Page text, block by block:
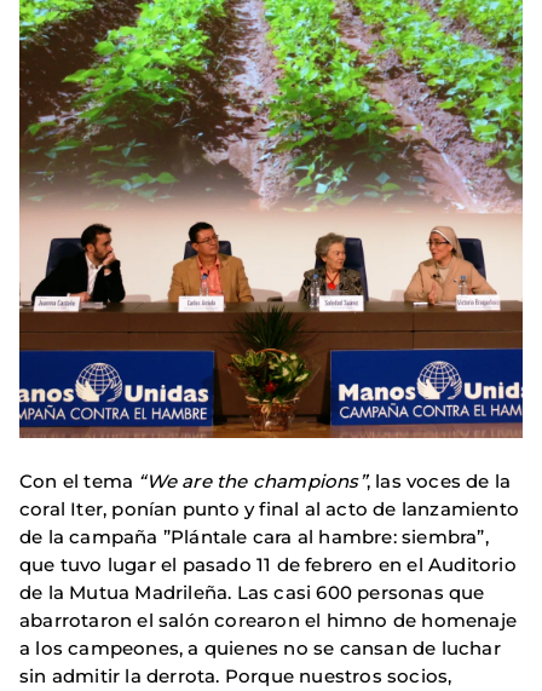
Con el tema “We are the champions”, las voces de la
coral Iter, ponían punto y final al acto de lanzamiento
de la campaña ”Plántale cara al hambre: siembra”,
que tuvo lugar el pasado 11 de febrero en el Auditorio
de la Mutua Madrileña. Las casi 600 personas que
abarrotaron el salón corearon el himno de homenaje
a los campeones, a quienes no se cansan de luchar
sin admitir la derrota. Porque nuestros socios,